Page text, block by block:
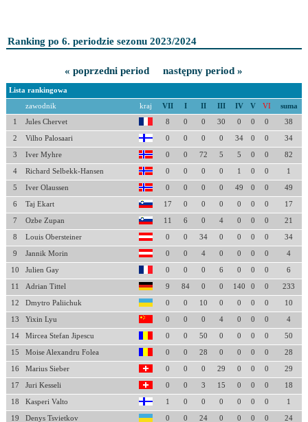
Ranking po 6. periodzie sezonu 2023/2024
« poprzedni period następny period »
Lista rankingowa
zawodnik kraj VII I II III IV V VI suma
1 Jules Chervet 8 0 0 30 0 0 0 38
2 Vilho Palosaari 0 0 0 0 34 0 0 34
3 Iver Myhre 0 0 72 5 5 0 0 82
4 Richard Selbekk-Hansen 0 0 0 0 1 0 0 1
5 Iver Olaussen 0 0 0 0 49 0 0 49
6 Taj Ekart 17 0 0 0 0 0 0 17
7 Ozbe Zupan 11 6 0 4 0 0 0 21
8 Louis Obersteiner 0 0 34 0 0 0 0 34
9 Jannik Morin 0 0 4 0 0 0 0 4
10 Julien Gay 0 0 0 6 0 0 0 6
11 Adrian Tittel 9 84 0 0 140 0 0 233
12 Dmytro Paliichuk 0 0 10 0 0 0 0 10
13 Yixin Lyu 0 0 0 4 0 0 0 4
14 Mircea Stefan Jipescu 0 0 50 0 0 0 0 50
15 Moise Alexandru Folea 0 0 28 0 0 0 0 28
16 Marius Sieber 0 0 0 29 0 0 0 29
17 Juri Kesseli 0 0 3 15 0 0 0 18
18 Kasperi Valto 1 0 0 0 0 0 0 1
19 Denys Tsvietkov 0 0 24 0 0 0 0 24